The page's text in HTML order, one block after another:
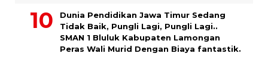
Dunia Pendidikan Jawa Timur Sedang
Tidak Baik, Pungli Lagi, Pungli Lagi..
SMAN 1 Bluluk Kabupaten Lamongan
Peras Wali Murid Dengan Biaya fantastik.